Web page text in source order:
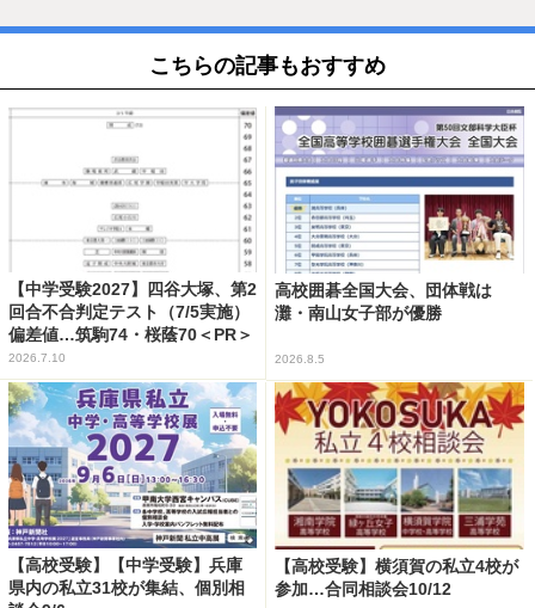
こちらの記事もおすすめ
【中学受験2027】四谷大塚、第2
回合不合判定テスト（7/5実施）
偏差値…筑駒74・桜蔭70＜PR＞
2026.7.10
高校囲碁全国大会、団体戦は
灘・南山女子部が優勝
2026.8.5
【高校受験】【中学受験】兵庫
県内の私立31校が集結、個別相
【高校受験】横須賀の私立4校が
参加…合同相談会10/12